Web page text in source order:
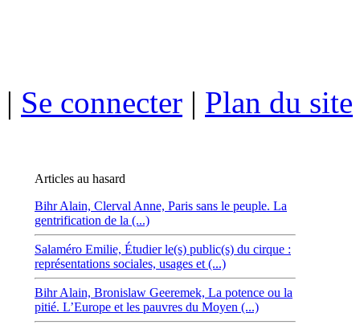
| Se connecter | Plan du site
Articles au hasard
Bihr Alain, Clerval Anne, Paris sans le peuple. La
gentrification de la (...)
Salaméro Emilie, Étudier le(s) public(s) du cirque :
représentations sociales, usages et (...)
Bihr Alain, Bronislaw Geeremek, La potence ou la
pitié. L’Europe et les pauvres du Moyen (...)